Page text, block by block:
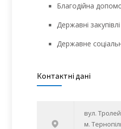
Благодійна
Державні закупівлі
Державне
Контактні дані
вул.
м.